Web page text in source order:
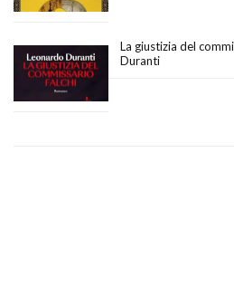
La giustizia del
Duranti